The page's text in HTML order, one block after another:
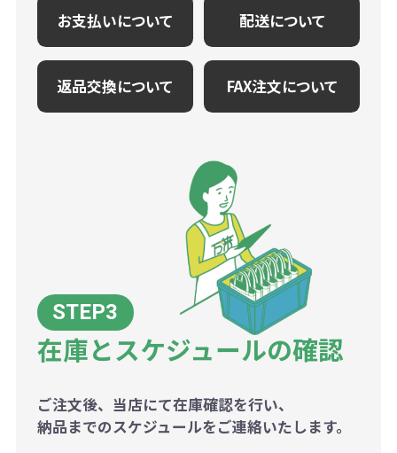
お支払いについて 配送について
返品交換について FAX注文について
在庫とスケジュールの確認
ご注文後、当店にて在庫確認を行い、
納品までのスケジュールをご連絡いたします。